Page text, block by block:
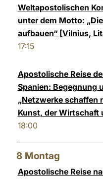
Weltapostolischen
unter dem Motto:
aufbauen“ [Vilnius,
17:15
Apostolische Reise
Spanien: Begegnung
„Netzwerke schaffen
Kunst, der Wirtschaft
18:00
8 Montag
Apostolische Reise